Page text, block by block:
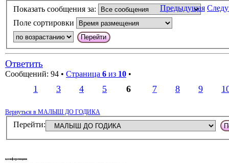
Предыдущая
Показать сообщения за:
Поле сортировки
Ответить
Сообщений: 94 • Страница 6 из 10 •
1 3 4 5 6 7 8 9
Вернуться в МАЛЫШ ДО ГОДИКА
Перейти:
конференции